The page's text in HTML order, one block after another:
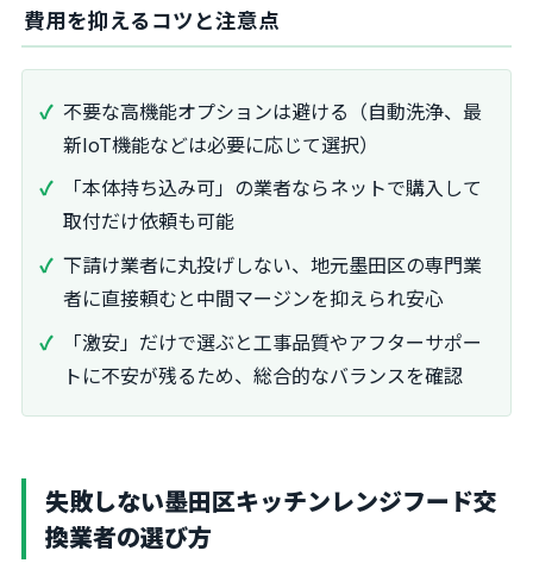
費用を抑えるコツと注意点
不要な高機能オプションは避ける（自動洗浄、最
新IoT機能などは必要に応じて選択）
「本体持ち込み可」の業者ならネットで購入して
取付だけ依頼も可能
下請け業者に丸投げしない、地元墨田区の専門業
者に直接頼むと中間マージンを抑えられ安心
「激安」だけで選ぶと工事品質やアフターサポー
トに不安が残るため、総合的なバランスを確認
失敗しない墨田区キッチンレンジフード交
換業者の選び方